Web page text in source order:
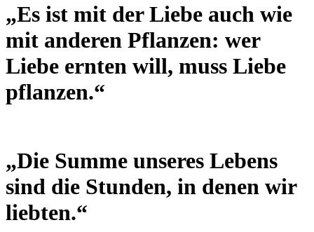
„Es ist mit der Liebe auch wie
mit anderen Pflanzen: wer
Liebe ernten will, muss Liebe
pflanzen.“
„Die Summe unseres Lebens
sind die Stunden, in denen wir
liebten.“